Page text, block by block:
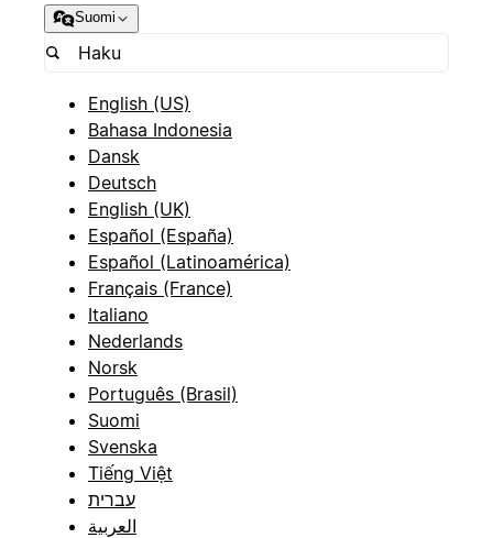
Suomi
English (US)
Bahasa Indonesia
Dansk
Deutsch
English (UK)
Español (España)
Español (Latinoamérica)
Français (France)
Italiano
Nederlands
Norsk
Português (Brasil)
Suomi
Svenska
Tiếng Việt
עברית
العربية